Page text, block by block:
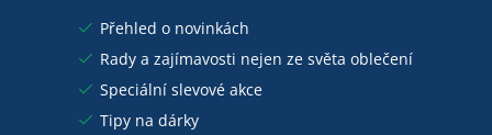
Přehled o novinkách
Rady a zajímavosti nejen ze světa oblečení
Speciální slevové akce
Tipy na dárky